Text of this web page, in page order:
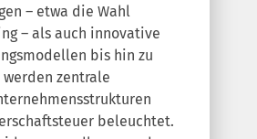
– etwa die Wahl
– als auch innovative
bis hin zu
zentrale
beleuchtet.